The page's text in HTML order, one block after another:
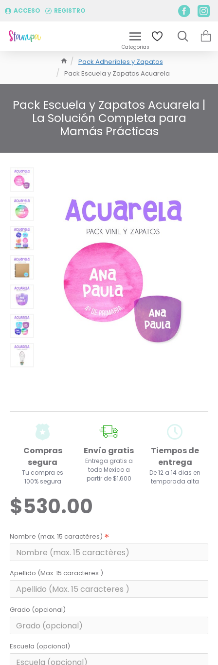
ACCESO REGISTRO
Pack Adheribles y Zapatos
Pack Escuela y Zapatos Acuarela
Pack Escuela y Zapatos Acuarela |
La Solución Completa para
Mamás Prácticas
Compras
segura
Tu compra es
100% segura
Envío gratis
Entrega gratis a
todo Mexico a
partir de $1,600
Tiempos de
entrega
De 12 a 14 dias en
temporada alta
$530.00
Nombre (max. 15 caractères)
Apellido (Max. 15 caracteres )
Grado (opcional)
Escuela (opcional)